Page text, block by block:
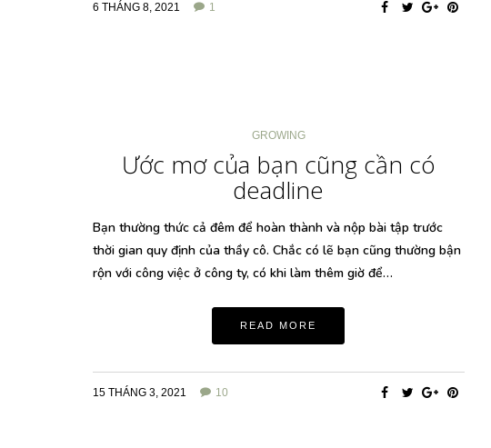
6 THÁNG 8, 2021 1
GROWING
Ước mơ của bạn cũng cần có
deadline
Bạn thường thức cả đêm để hoàn thành và nộp bài tập trước
thời gian quy định của thầy cô. Chắc có lẽ bạn cũng thường bận
rộn với công việc ở công ty, có khi làm thêm giờ để…
READ MORE
15 THÁNG 3, 2021 10